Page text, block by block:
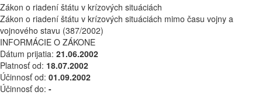
Zákon o riadení štátu v krízových situáciách
Zákon o riadení štátu v krízových situáciách mimo času vojny a
vojnového stavu (387/2002)
INFORMÁCIE O ZÁKONE
Dátum prijatia: 21.06.2002
Platnosť od: 18.07.2002
Účinnosť od: 01.09.2002
Účinnosť do: -